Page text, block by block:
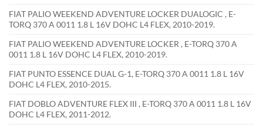
FIAT PALIO WEEKEND ADVENTURE LOCKER DUALOGIC , E-
TORQ 370 A 0011 1.8 L 16V DOHC L4 FLEX, 2010-2019.
FIAT PALIO WEEKEND ADVENTURE LOCKER , E-TORQ 370 A
0011 1.8 L 16V DOHC L4 FLEX, 2010-2019.
FIAT PUNTO ESSENCE DUAL G-1, E-TORQ 370 A 0011 1.8 L 16V
DOHC L4 FLEX, 2010-2015.
FIAT DOBLO ADVENTURE FLEX III , E-TORQ 370 A 0011 1.8 L 16V
DOHC L4 FLEX, 2011-2012.